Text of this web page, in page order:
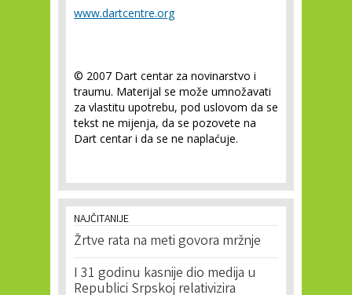
www.dartcentre.org
© 2007 Dart centar za novinarstvo i
traumu. Materijal se može umnožavati
za vlastitu upotrebu, pod uslovom da se
tekst ne mijenja, da se pozovete na
Dart centar i da se ne naplaćuje.
NAJČITANIJE
Žrtve rata na meti govora mržnje
I 31 godinu kasnije dio medija u
Republici Srpskoj relativizira